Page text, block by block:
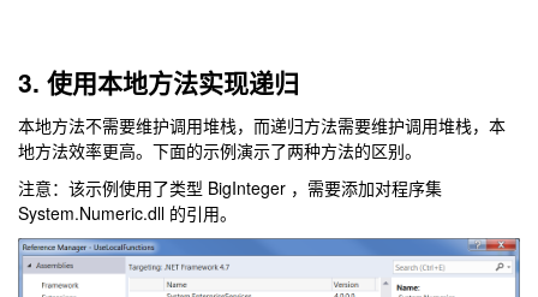
3. 使用本地方法实现递归
本地方法不需要维护调用堆栈，而递归方法需要维护调用堆栈，本
地方法效率更高。下面的示例演示了两种方法的区别。
注意：该示例使用了类型 BigInteger ，需要添加对程序集
System.Numeric.dll 的引用。